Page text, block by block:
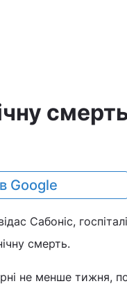
Google
Сабоніс,
смерть.
не менше тижня,